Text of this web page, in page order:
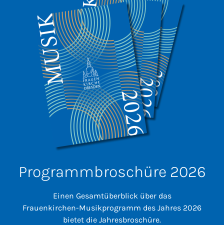
Programmbroschüre 2026
Einen Gesamtüberblick über das
Frauenkirchen-Musikprogramm des Jahres 2026
bietet die Jahresbroschüre.